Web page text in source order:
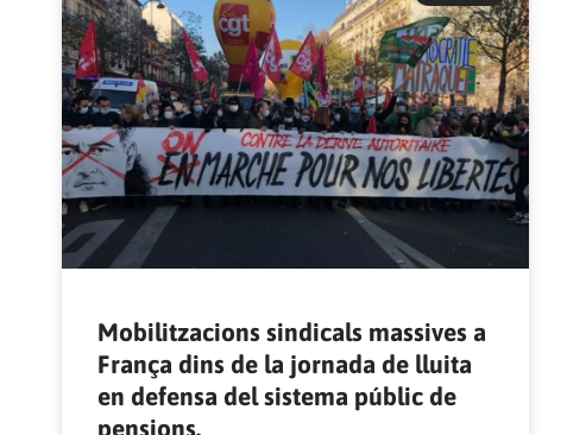
Mobilitzacions sindicals massives a
França dins de la jornada de lluita
en defensa del sistema públic de
pensions.